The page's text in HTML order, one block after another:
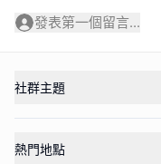
發表第一個留言...
社群主題
熱門地點